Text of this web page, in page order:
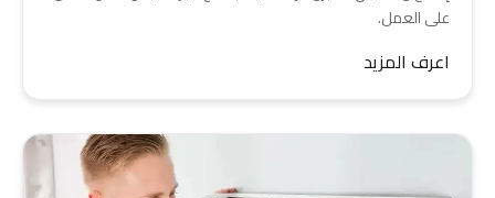
على العمل.
اعرف المزيد